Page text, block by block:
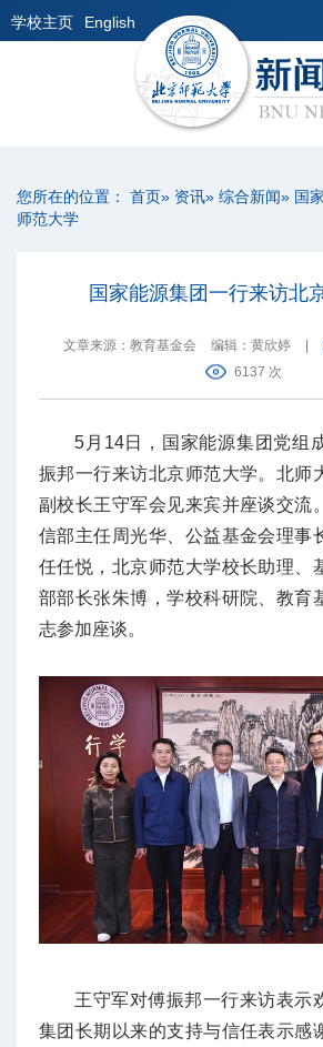
学校主页 English
您所在的位置： 首页» 资讯» 综合新闻» 国
师范大学
国家能源集团一行来访北
文章来源：教育基金会 编辑：黄欣婷
6137 次
5月14日，国家能源集团党组
振邦一行来访北京师范大学。北师
副校长王守军会见来宾并座谈交流
信部主任周光华、公益基金会理事
任任悦，北京师范大学校长助理、
部部长张朱博，学校科研院、教育
志参加座谈。
王守军对傅振邦一行来访表示
集团长期以来的支持与信任表示感